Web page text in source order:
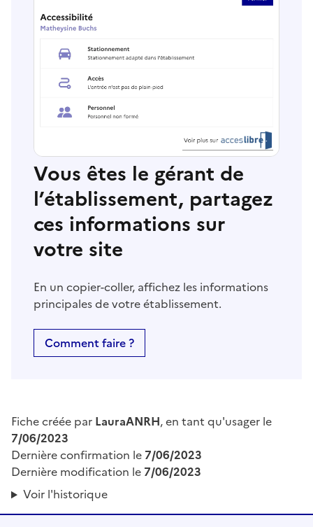
Vous êtes le gérant de
l’établissement, partagez
ces informations sur
votre site
En un copier-coller, affichez les informations
principales de votre établissement.
Comment faire ?
Fiche créée par LauraANRH, en tant qu'usager le
7/06/2023
Dernière confirmation le 7/06/2023
Dernière modification le 7/06/2023
Voir l'historique